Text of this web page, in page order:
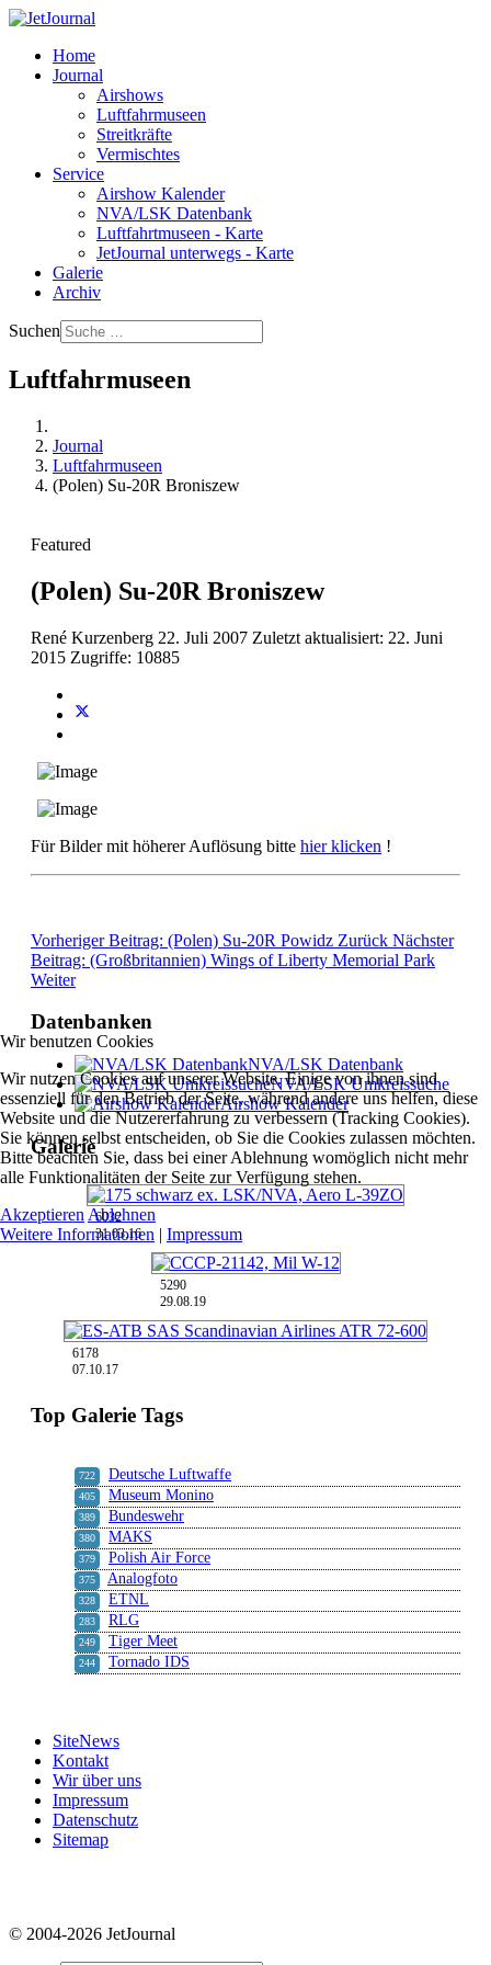
Home
Journal
Airshows
Luftfahrmuseen
Streitkräfte
Vermischtes
Service
Airshow Kalender
NVA/LSK Datenbank
Luftfahrtmuseen - Karte
JetJournal unterwegs - Karte
Galerie
Archiv
Suchen
Luftfahrmuseen
Journal
Luftfahrmuseen
(Polen) Su-20R Broniszew
Featured
(Polen) Su-20R Broniszew
René Kurzenberg 22. Juli 2007 Zuletzt aktualisiert: 22. Juni
2015 Zugriffe: 10885
Für Bilder mit höherer Auflösung bitte hier klicken !
Vorheriger Beitrag: (Polen) Su-20R Powidz Zurück Nächster
Beitrag: (Großbritannien) Wings of Liberty Memorial Park
Weiter
Datenbanken
NVA/LSK Datenbank
NVA/LSK Umkreissuche
Airshow Kalender
Galerie
6032
31.03.16
5290
29.08.19
6178
07.10.17
Top Galerie Tags
722 Deutsche Luftwaffe
405 Museum Monino
389 Bundeswehr
380 MAKS
379 Polish Air Force
375 Analogfoto
328 ETNL
283 RLG
249 Tiger Meet
244 Tornado IDS
SiteNews
Kontakt
Wir über uns
Impressum
Datenschutz
Sitemap
© 2004-2026 JetJournal
Wir benutzen Cookies
Wir nutzen Cookies auf unserer Website. Einige von ihnen sind
essenziell für den Betrieb der Seite, während andere uns helfen, diese
Website und die Nutzererfahrung zu verbessern (Tracking Cookies).
Sie können selbst entscheiden, ob Sie die Cookies zulassen möchten.
Bitte beachten Sie, dass bei einer Ablehnung womöglich nicht mehr
alle Funktionalitäten der Seite zur Verfügung stehen.
Akzeptieren Ablehnen
Weitere Informationen | Impressum